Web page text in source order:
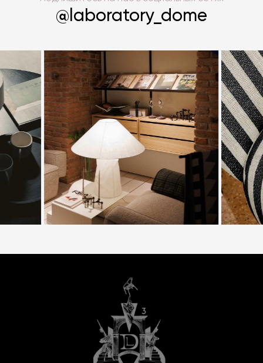
фабрик из нашего интернет-магазина доступны
или другой город России либо оцените качество
имеющихся в наличии моделей в шоурумах
Laboratory.
@laboratory_dome